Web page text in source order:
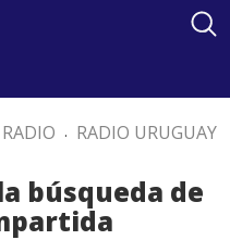
RADIO . RADIO URUGUAY
búsqueda de